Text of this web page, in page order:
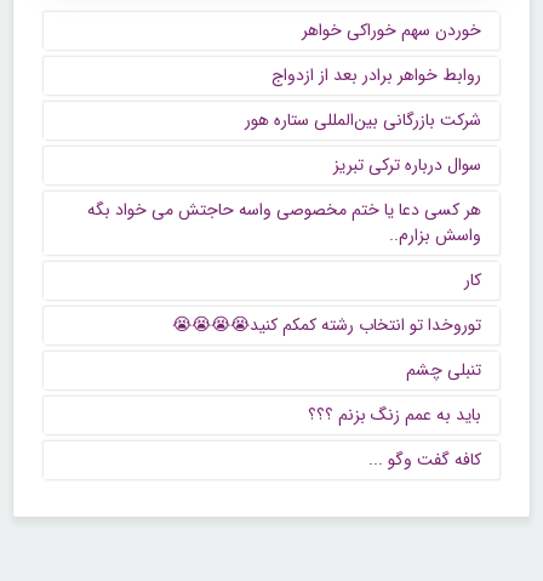
خوردن سهم خوراکی خواهر
روابط خواهر برادر بعد از ازدواج
شرکت بازرگانی بین‌المللی ستاره هور
سوال درباره ترکی تبریز
هر کسی دعا یا ختم مخصوصی واسه حاجتش می خواد بگه
واسش بزارم..
کار
توروخدا تو انتخاب رشته کمکم کنید😭😭😭😭
تنبلی چشم
باید به عمم زنگ بزنم ؟؟؟
كافه گفت وگو ...